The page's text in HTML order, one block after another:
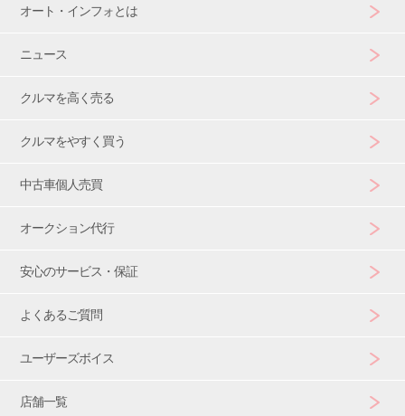
オート・インフォとは
ニュース
クルマを高く売る
クルマをやすく買う
中古車個人売買
オークション代行
安心のサービス・保証
よくあるご質問
ユーザーズボイス
店舗一覧